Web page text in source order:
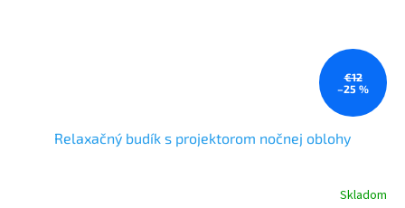
€12
–25 %
Relaxačný budík s projektorom nočnej oblohy
Skladom